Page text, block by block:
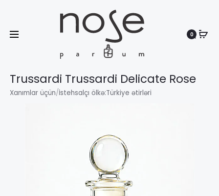
Search
0
Trussardi Trussardi Delicate Rose
Xanımlar üçün/İstehsalçı ölkə:Türkiye ətirləri